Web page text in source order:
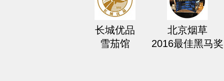
长城优品
雪茄馆
北京烟草
2016最佳黑马奖